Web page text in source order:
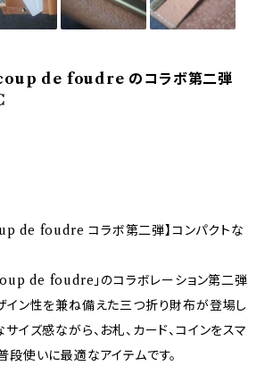
de foudre のコラボ第二弾
de foudre コラボ第二弾】コンパクトな
de foudre」のコラボレーション第二弾
イン性を兼ね備えた三つ折り財布が登場し
サイズ感ながら、お札、カード、コインをスマ
段使いに最適なアイテムです。